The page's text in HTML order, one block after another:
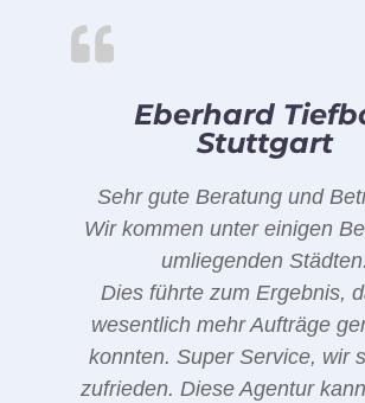
Eberhard
Stuttgart
Sehr gute Beratung und
Wir kommen unter einigen
umliegenden Städten.
Dies führte zum Ergebnis,
wesentlich mehr Aufträge
konnten. Super Service, wir
zufrieden. Diese Agentur